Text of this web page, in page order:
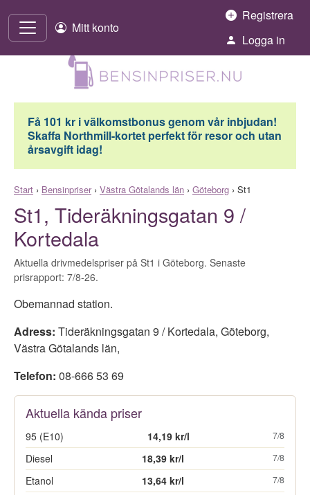
Mitt konto
Registrera
Logga in
Få 101 kr i välkomstbonus genom vår inbjudan!
Skaffa Northmill-kortet perfekt för resor och utan
årsavgift idag!
Start › Bensinpriser› Västra Götalands län › Göteborg › St1
St1, Tideräkningsgatan 9 /
Kortedala
Aktuella drivmedelspriser på St1 i Göteborg. Senaste
prisrapport: 7/8-26.
Obemannad station.
Adress: Tideräkningsgatan 9 / Kortedala, Göteborg,
Västra Götalands län,
Telefon: 08-666 53 69
Aktuella kända priser
95 (E10) 14,19 kr/l 7/8
Diesel 18,39 kr/l 7/8
Etanol 13,64 kr/l 7/8